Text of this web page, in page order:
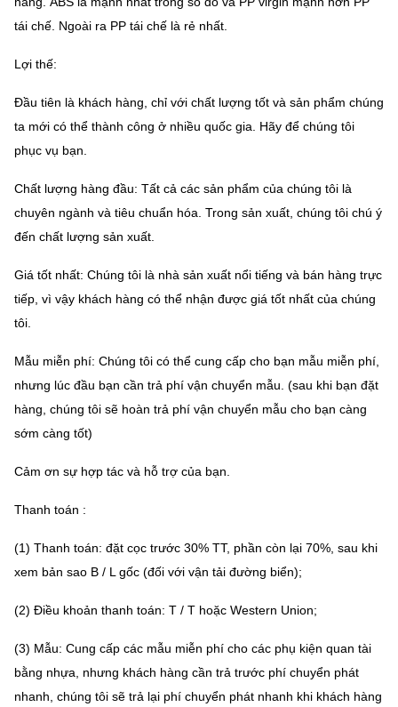
tái chế. Ngoài ra PP tái chế là rẻ nhất.
Lợi thế:
Đầu tiên là khách hàng, chỉ với chất lượng tốt và sản phẩm chúng
ta mới có thể thành công ở nhiều quốc gia.
Hãy để chúng tôi
phục vụ bạn.
Chất lượng hàng đầu: Tất cả các sản phẩm của chúng tôi là
chuyên ngành và tiêu chuẩn hóa. Trong sản xuất, chúng tôi chú ý
đến chất lượng sản xuất.
Giá tốt nhất: Chúng tôi là nhà sản xuất nổi tiếng và bán hàng trực
tiếp, vì vậy khách hàng có thể nhận được giá tốt nhất của chúng
tôi.
Mẫu miễn phí: Chúng tôi có thể cung cấp cho bạn mẫu miễn phí,
nhưng lúc đầu bạn cần trả phí vận chuyển mẫu. (sau khi bạn đặt
hàng, chúng tôi sẽ hoàn trả phí vận chuyển mẫu cho bạn càng
sớm càng tốt)
Cảm ơn sự hợp tác và hỗ trợ của bạn.
Thanh toán :
(1) Thanh toán: đặt cọc trước 30% TT, phần còn lại 70%, sau khi
xem bản sao B / L gốc (đối với vận tải đường biển);
(2) Điều khoản thanh toán: T / T hoặc Western Union;
(3) Mẫu: Cung cấp các mẫu miễn phí cho các phụ kiện quan tài
bằng nhựa, nhưng khách hàng cần trả trước phí chuyển phát
nhanh, chúng tôi sẽ trả lại phí chuyển phát nhanh khi khách hàng